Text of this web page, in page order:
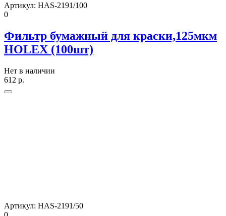
Артикул: HAS-2191/100
0
Фильтр бумажный для краски,125мкм
HOLEX (100шт)
Нет в наличии
612 р.
Артикул: HAS-2191/50